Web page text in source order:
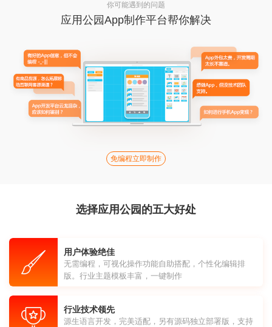
你可能遇到的问题
应用公园App制作平台帮你解决
免编程立即制作
选择应用公园的五大好处
用户体验绝佳
无需编程，可视化操作功能自助搭配，个性化编辑排
版。行业主题模板丰富，一键制作
行业技术领先
源生语言开发，完美适配，另有源码独立部署版，支持